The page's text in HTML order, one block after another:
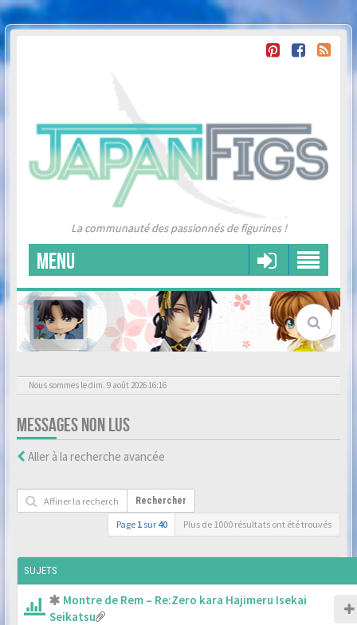
La communauté des passionnés de figurines !
MENU
Nous sommes le dim. 9 août 2026 16:16
MESSAGES NON LUS
Aller à la recherche avancée
Rechercher
Page 1 sur 40 Plus de 1000 résultats ont été trouvés
SUJETS
Montre de Rem – Re:Zero kara Hajimeru Isekai
Seikatsu